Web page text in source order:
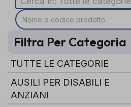
Filtra Per Categoria
TUTTE LE CATEGORIE
AUSILI PER DISABILI E
ANZIANI